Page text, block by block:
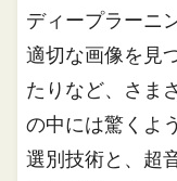
ディープラーニ
適切な画像を見
たりなど、さま
の中には驚くよ
選別技術と、超